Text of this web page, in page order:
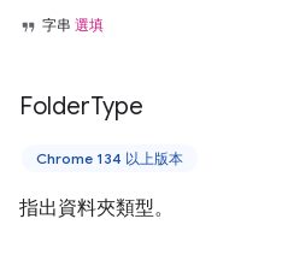
字串 選填
FolderType
Chrome 134 以上版本
指出資料夾類型。